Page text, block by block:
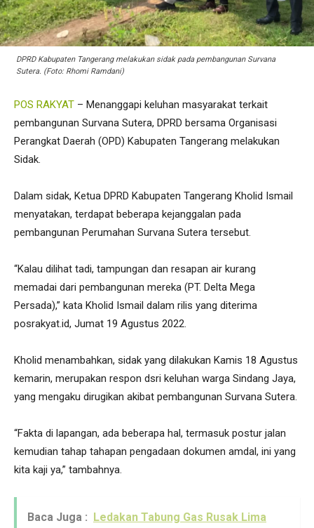
DPRD Kabupaten Tangerang melakukan sidak pada pembangunan Survana
Sutera. (Foto: Rhomi Ramdani)
POS RAKYAT – Menanggapi keluhan masyarakat terkait
pembangunan Survana Sutera, DPRD bersama Organisasi
Perangkat Daerah (OPD) Kabupaten Tangerang melakukan
Sidak.
Dalam sidak, Ketua DPRD Kabupaten Tangerang Kholid Ismail
menyatakan, terdapat beberapa kejanggalan pada
pembangunan Perumahan Survana Sutera tersebut.
“Kalau dilihat tadi, tampungan dan resapan air kurang
memadai dari pembangunan mereka (PT. Delta Mega
Persada),” kata Kholid Ismail dalam rilis yang diterima
posrakyat.id, Jumat 19 Agustus 2022.
Kholid menambahkan, sidak yang dilakukan Kamis 18 Agustus
kemarin, merupakan respon dsri keluhan warga Sindang Jaya,
yang mengaku dirugikan akibat pembangunan Survana Sutera.
“Fakta di lapangan, ada beberapa hal, termasuk postur jalan
kemudian tahap tahapan pengadaan dokumen amdal, ini yang
kita kaji ya,” tambahnya.
Baca Juga : Ledakan Tabung Gas Rusak Lima